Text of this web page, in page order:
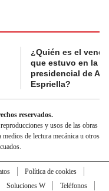
¿Quién es el
que estuvo en la
presidencial de
Espriella?
reservados.
y usos de las obras
de lectura mecánica u otros
Política de cookies
Soluciones W
Teléfonos